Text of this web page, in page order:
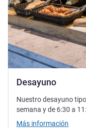
Desayuno
Nuestro desayuno
semana y de 6:30 a
Más información